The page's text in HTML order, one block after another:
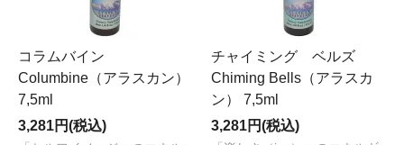
コラムバイン
Columbine（アラスカン）
7,5ml
3,281円(税込)
チャイミング ベルズ
Chiming Bells（アラスカ
ン） 7,5ml
3,281円(税込)